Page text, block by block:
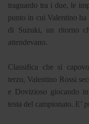
traguardo tra i due, le
punto in cui Valentino
di Suzuki, un ritorno
attendevano.
Classifica che si
terzo, Valentino Rossi
e Dovizioso giocando
testa del campionato. E’